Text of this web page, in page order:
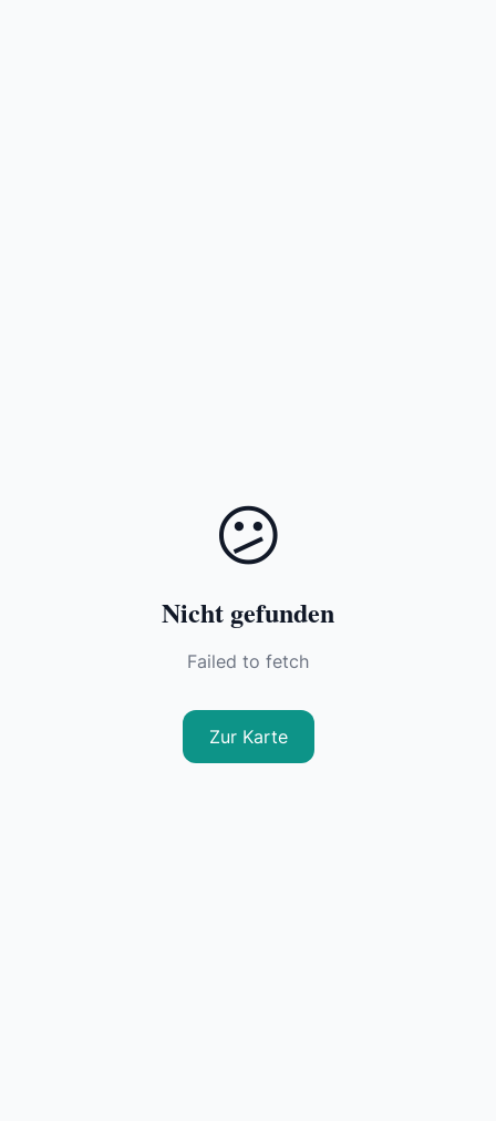
😕
Nicht gefunden
Failed to fetch
Zur Karte